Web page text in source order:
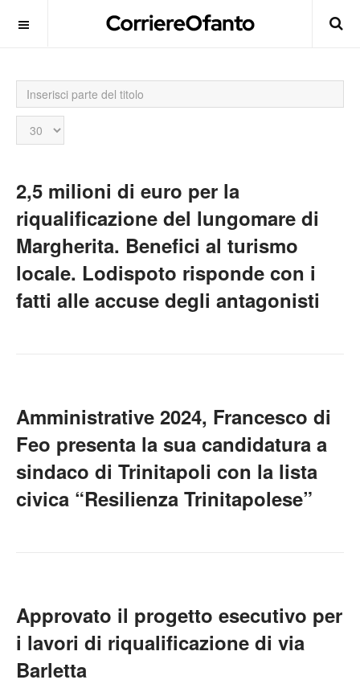
Inserisci
parte
del
titolo
Visualizza
n.
2,5 milioni di euro per la
riqualificazione del lungomare di
Margherita. Benefici al turismo
locale. Lodispoto risponde con i
fatti alle accuse degli antagonisti
Amministrative 2024, Francesco di
Feo presenta la sua candidatura a
sindaco di Trinitapoli con la lista
civica “Resilienza Trinitapolese”
Approvato il progetto esecutivo per
i lavori di riqualificazione di via
Barletta